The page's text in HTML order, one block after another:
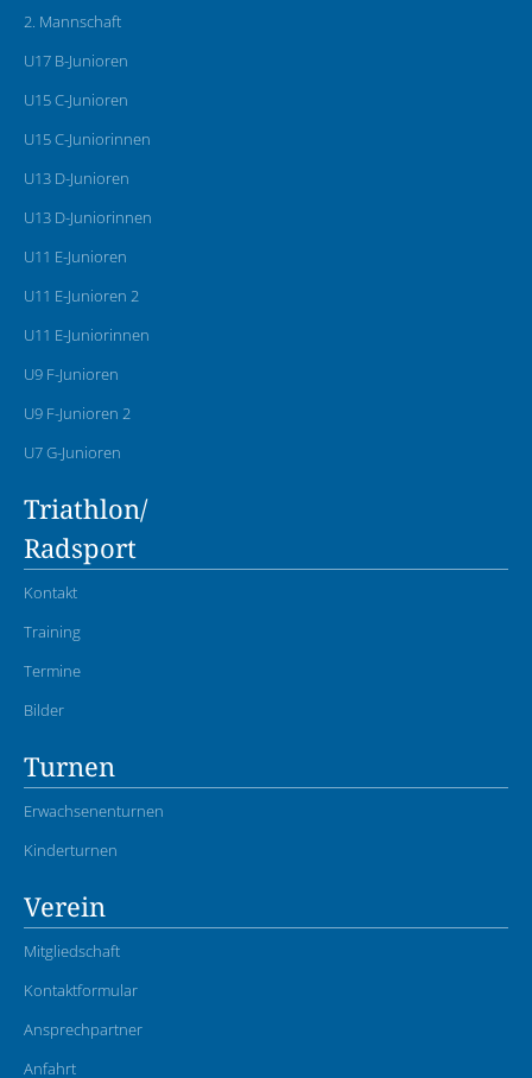
2. Mannschaft
U17 B-Junioren
U15 C-Junioren
U15 C-Juniorinnen
U13 D-Junioren
U13 D-Juniorinnen
U11 E-Junioren
U11 E-Junioren 2
U11 E-Juniorinnen
U9 F-Junioren
U9 F-Junioren 2
U7 G-Junioren
Triathlon/
Radsport
Kontakt
Training
Termine
Bilder
Turnen
Erwachsenenturnen
Kinderturnen
Verein
Mitgliedschaft
Kontaktformular
Ansprechpartner
Anfahrt